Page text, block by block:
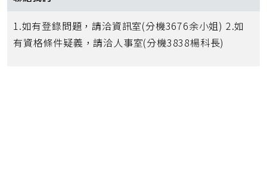
1.如有登錄問題，請洽資訊室(分機3676余小姐) 2.如
有資格條件疑義，請洽人事室(分機3838楊科長)